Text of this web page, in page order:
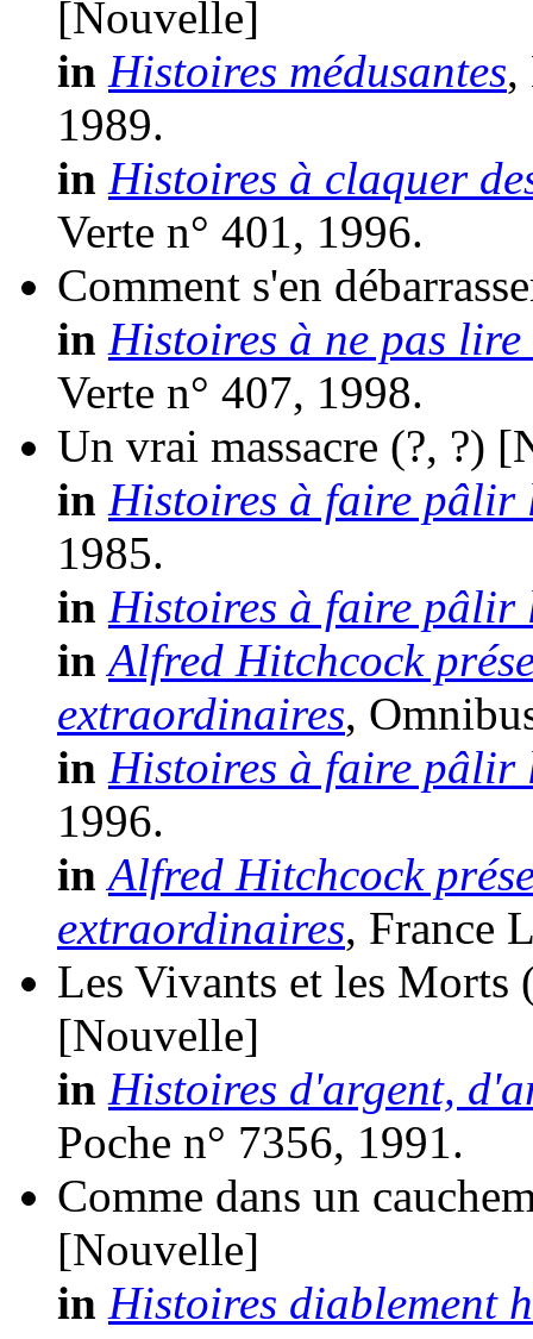
[Nouvelle]
in Histoires médusantes,
1989.
in Histoires à claquer
Verte n° 401, 1996.
Comment s'en
in Histoires à ne pas lire
Verte n° 407, 1998.
Un vrai massacre (?, ?)
in Histoires à faire pâlir
1985.
in Histoires à faire pâlir
in Alfred Hitchcock
extraordinaires,
in Histoires à faire pâlir
1996.
in Alfred Hitchcock
extraordinaires, France
Les Vivants et les Morts
[Nouvelle]
in Histoires d'argent,
Poche n° 7356, 1991.
Comme dans un
[Nouvelle]
in Histoires diablement